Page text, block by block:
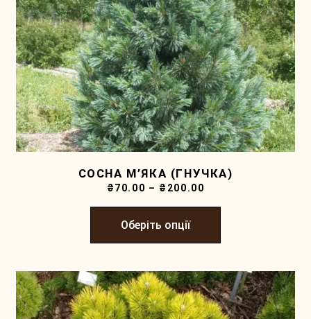
СОСНА М’ЯКА (ГНУЧКА)
₴70.00 – ₴ 200.00
Оберіть опції